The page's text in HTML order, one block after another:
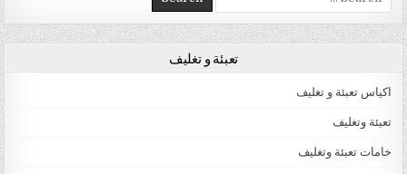
تعبئة و تغليف
اكياس تعبئة و تغليف
تعبئة وتغليف
خامات تعبئة وتغليف